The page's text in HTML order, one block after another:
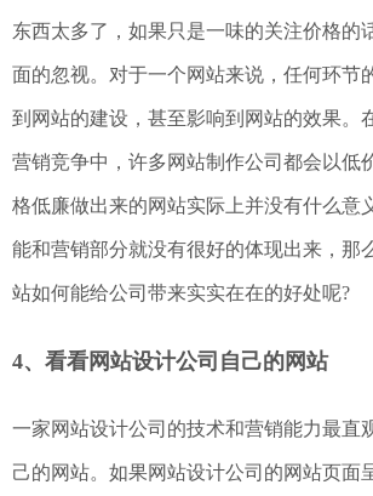
东西太多了，如果只是一味的关注价格的
面的忽视。对于一个网站来说，任何环节
到网站的建设，甚至影响到网站的效果。
营销竞争中，许多网站制作公司都会以低
格低廉做出来的网站实际上并没有什么意
能和营销部分就没有很好的体现出来，那
站如何能给公司带来实实在在的好处呢?
4、看看网站设计公司自己的网站
一家网站设计公司的技术和营销能力最直
己的网站。如果网站设计公司的网站页面